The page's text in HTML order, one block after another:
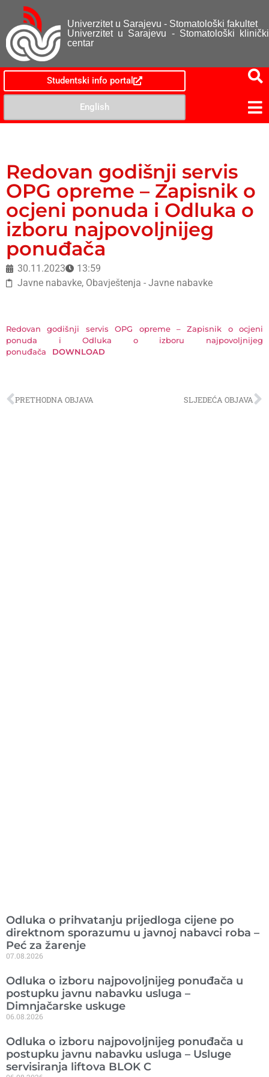
Univerzitet u Sarajevu - Stomatološki fakultet
Univerzitet u Sarajevu - Stomatološki klinički
centar
Studentski info portal
English
Redovan godišnji servis
OPG opreme – Zapisnik o
ocjeni ponuda i Odluka o
izboru najpovoljnijeg
ponuđača
30.11.2023
13:59
Javne nabavke, Obavještenja - Javne nabavke
Redovan godišnji servis OPG opreme – Zapisnik o ocjeni
ponuda i Odluka o izboru najpovoljnijeg
ponuđača
DOWNLOAD
PRETHODNA OBJAVA SLJEDEĆA OBJAVA
Odluka o prihvatanju prijedloga cijene po
direktnom sporazumu u javnoj nabavci roba –
Peć za žarenje
07.08.2026
Odluka o izboru najpovoljnijeg ponuđača u
postupku javnu nabavku usluga –
Dimnjačarske uskuge
06.08.2026
Odluka o izboru najpovoljnijeg ponuđača u
postupku javnu nabavku usluga – Usluge
servisiranja liftova BLOK C